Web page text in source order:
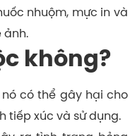
nhuộm, mực in và
ảnh.
không?
có thể gây hại cho
tiếp xúc và sử dụng.